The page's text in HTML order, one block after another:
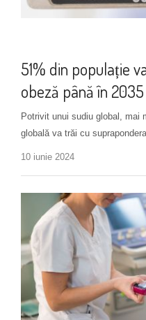
51% din populație
obeză până în 2035
Potrivit unui sudiu global, mai
globală va trăi cu
10 iunie 2024